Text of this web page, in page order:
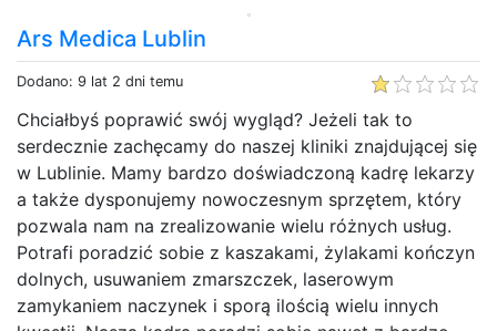
Ars Medica Lublin
Dodano: 9 lat 2 dni temu
Chciałbyś poprawić swój wygląd? Jeżeli tak to
serdecznie zachęcamy do naszej kliniki znajdującej się
w Lublinie. Mamy bardzo doświadczoną kadrę lekarzy
a także dysponujemy nowoczesnym sprzętem, który
pozwala nam na zrealizowanie wielu różnych usług.
Potrafi poradzić sobie z kaszakami, żylakami kończyn
dolnych, usuwaniem zmarszczek, laserowym
zamykaniem naczynek i sporą ilością wielu innych